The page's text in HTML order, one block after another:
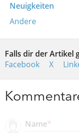
Neuigkeiten
Andere
Falls dir der Artikel
Facebook
X
Name*